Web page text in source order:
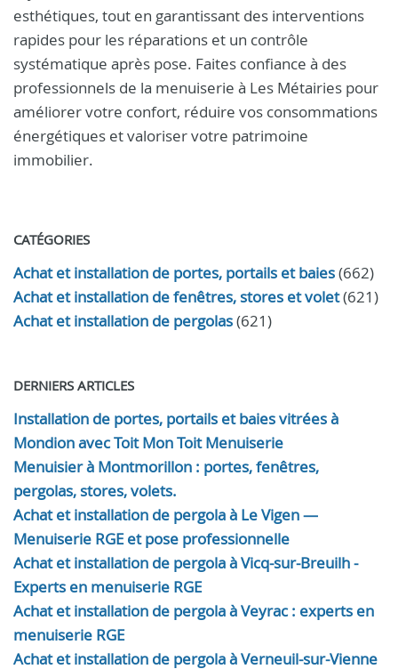
esthétiques, tout en garantissant des interventions
rapides pour les réparations et un contrôle
systématique après pose. Faites confiance à des
professionnels de la menuiserie à Les Métairies pour
améliorer votre confort, réduire vos consommations
énergétiques et valoriser votre patrimoine
immobilier.
CATÉGORIES
Achat et installation de portes, portails et baies(662)
Achat et installation de fenêtres, stores et volet(621)
Achat et installation de pergolas(621)
DERNIERS ARTICLES
Installation de portes, portails et baies vitrées à
Mondion avec Toit Mon Toit Menuiserie
Menuisier à Montmorillon : portes, fenêtres,
pergolas, stores, volets.
Achat et installation de pergola à Le Vigen —
Menuiserie RGE et pose professionnelle
Achat et installation de pergola à Vicq-sur-Breuilh -
Experts en menuiserie RGE
Achat et installation de pergola à Veyrac : experts en
menuiserie RGE
Achat et installation de pergola à Verneuil-sur-Vienne